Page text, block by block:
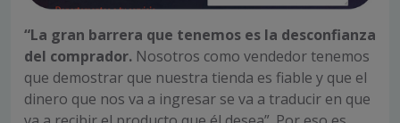
“La gran barrera que tenemos es la desconfianza
del comprador. Nosotros como vendedor tenemos
que demostrar que nuestra tienda es fiable y que el
dinero que nos va a ingresar se va a traducir en que